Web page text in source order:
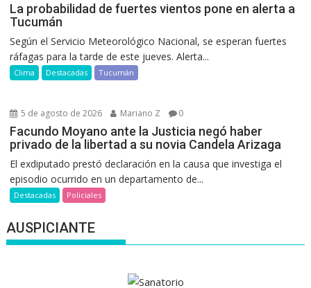
La probabilidad de fuertes vientos pone en alerta a
Tucumán
Según el Servicio Meteorológico Nacional, se esperan fuertes
ráfagas para la tarde de este jueves. Alerta...
Clima Destacadas Tucumán
5 de agosto de 2026 Mariano Z 0
Facundo Moyano ante la Justicia negó haber
privado de la libertad a su novia Candela Arizaga
El exdiputado prestó declaración en la causa que investiga el
episodio ocurrido en un departamento de...
Destacadas Policiales
AUSPICIANTE